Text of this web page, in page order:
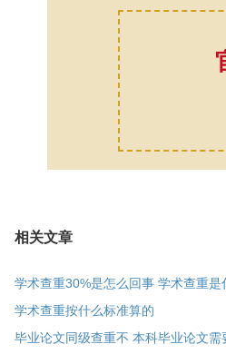
相关文章
学术查重30%是怎么回事 学术查重是
学术查重按什么标准算的
毕业论文同级查重不 本科毕业论文需